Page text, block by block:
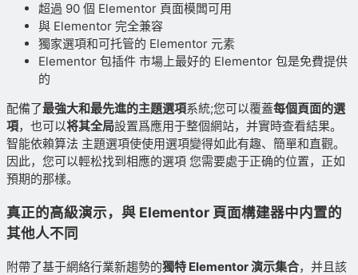
超過 90 個 Elementor 頁面模闆可用
與 Elementor 完全兼容
獨家選項和可托管的 Elementor 元素
Elementor 包插件 市場上最好的 Elementor 包是免費提供
的
配備了最強大和最先進的主題選項系統;您可以覆蓋每個頁面的選
項，也可以将其全局設置爲應用于整個網站，并實時查看結果。
智能依賴算法 主題選項使使用選項變得如此有趣、簡單和直觀。
因此，您可以輕松找到相應的選項 您需要處于正确的位置，正如
預期的那樣。
真正的高級演示，與 Elementor 頁面構建器中内置的
其他人不同
附帶了基于網絡行業新趨勢的獨特 Elementor 演示集合，并且該